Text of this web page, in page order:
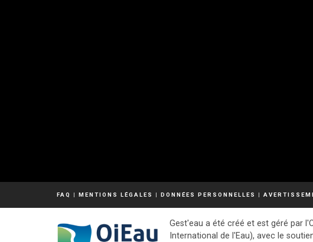
FAQ | MENTIONS LÉGALES | DONNÉES PERSONNELLES |
Gest'eau a été créé et est géré par
International de l'Eau), avec le